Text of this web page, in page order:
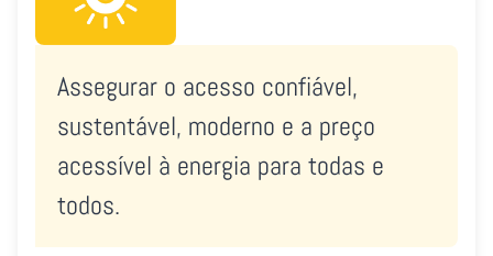
Assegurar o acesso confiável,
sustentável, moderno e a preço
acessível à energia para todas e
todos.